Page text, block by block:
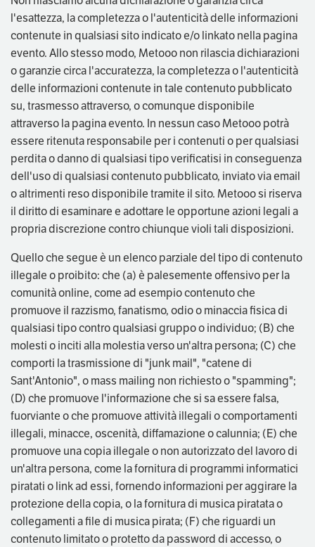
l'esattezza, la completezza o l'autenticità delle informazioni
contenute in qualsiasi sito indicato e/o linkato nella pagina
evento. Allo stesso modo, Metooo non rilascia dichiarazioni
o garanzie circa l'accuratezza, la completezza o l'autenticità
delle informazioni contenute in tale contenuto pubblicato
su, trasmesso attraverso, o comunque disponibile
attraverso la pagina evento. In nessun caso Metooo potrà
essere ritenuta responsabile per i contenuti o per qualsiasi
perdita o danno di qualsiasi tipo verificatisi in conseguenza
dell'uso di qualsiasi contenuto pubblicato, inviato via email
o altrimenti reso disponibile tramite il sito. Metooo si riserva
il diritto di esaminare e adottare le opportune azioni legali a
propria discrezione contro chiunque violi tali disposizioni.
Quello che segue è un elenco parziale del tipo di contenuto
illegale o proibito: che (a) è palesemente offensivo per la
comunità online, come ad esempio contenuto che
promuove il razzismo, fanatismo, odio o minaccia fisica di
qualsiasi tipo contro qualsiasi gruppo o individuo; (B) che
molesti o inciti alla molestia verso un'altra persona; (C) che
comporti la trasmissione di "junk mail", "catene di
Sant'Antonio", o mass mailing non richiesto o "spamming";
(D) che promuove l'informazione che si sa essere falsa,
fuorviante o che promuove attività illegali o comportamenti
illegali, minacce, oscenità, diffamazione o calunnia; (E) che
promuove una copia illegale o non autorizzato del lavoro di
un'altra persona, come la fornitura di programmi informatici
piratati o link ad essi, fornendo informazioni per aggirare la
protezione della copia, o la fornitura di musica piratata o
collegamenti a file di musica pirata; (F) che riguardi un
contenuto limitato o protetto da password di accesso, o